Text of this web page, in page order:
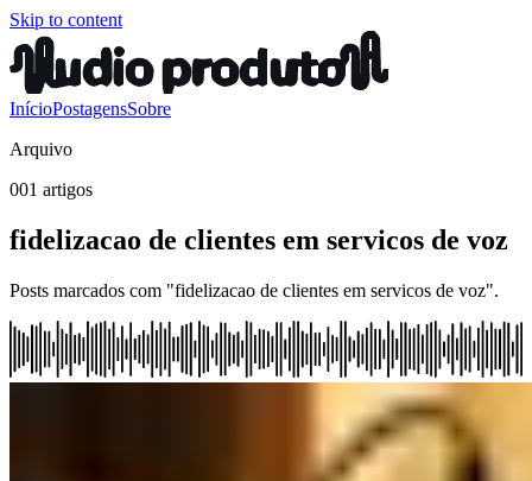
Skip to content
InícioPostagensSobre
Arquivo
001 artigos
fidelizacao de clientes em servicos de voz
Posts marcados com "fidelizacao de clientes em servicos de voz".